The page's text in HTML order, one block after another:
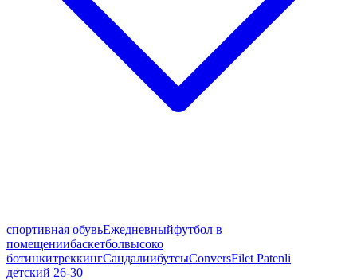
спортивная обувьЕжедневныйфутбол в
помещениибаскетболвысоко
ботинкитреккингСандалиибутсыConversFilet Patenli
детский 26-30